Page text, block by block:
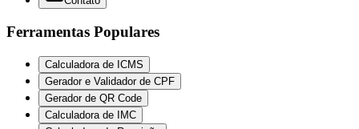
Ferramentas Populares
Calculadora de ICMS
Gerador e Validador de CPF
Gerador de QR Code
Calculadora de IMC